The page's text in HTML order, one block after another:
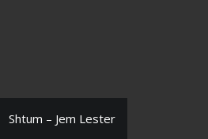
Shtum – Jem Lester